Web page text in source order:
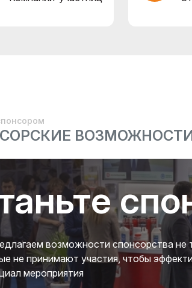
возможности спонсорства не
не принимают участия, чтобы
мероприятия